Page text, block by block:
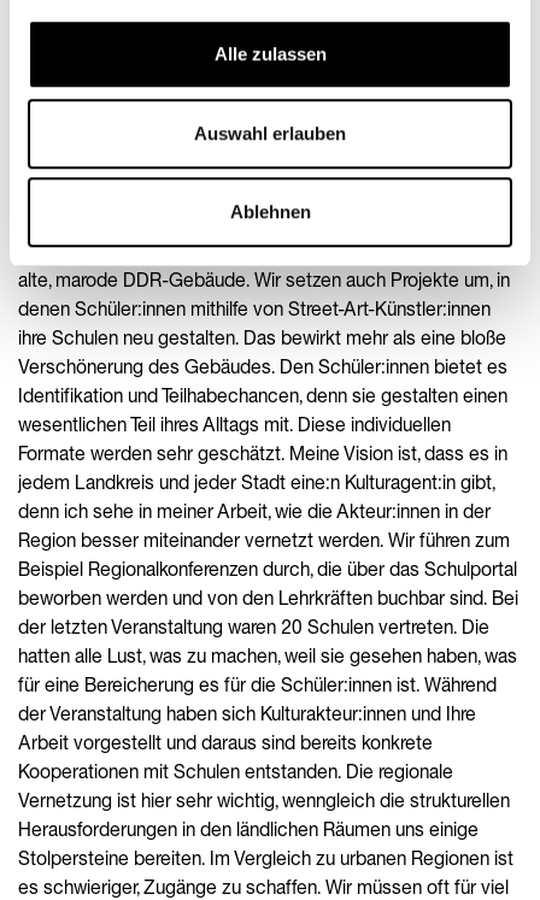
Alle zulassen
Auswahl erlauben
Ablehnen
retten. Mehr Mittel für unsere qualitativen Kulturprojekte sind
wichtig, besonders Schulen im ländlichen Raum müssen
die Projekte bei ihren Schüler:innen bewirken, was das für
eine Bereicherung in ihrem Schulalltag ist. Wir achten bei der
Konzeption der Angebote zudem darauf, diese passgenau
der Schulen ein. Ein simples Beispiel ist die Gestaltung von
Schulfassaden und -höfen. Viele Schulen in der Region sind
alte, marode DDR-Gebäude. Wir setzen auch Projekte um, in
denen Schüler:innen mithilfe von Street-Art-Künstler:innen
ihre Schulen neu gestalten. Das bewirkt mehr als eine bloße
Verschönerung des Gebäudes. Den Schüler:innen bietet es
Identifikation und Teilhabechancen, denn sie gestalten einen
wesentlichen Teil ihres Alltags mit. Diese individuellen
Formate werden sehr geschätzt. Meine Vision ist, dass es in
jedem Landkreis und jeder Stadt eine:n Kulturagent:in gibt,
denn ich sehe in meiner Arbeit, wie die Akteur:innen in der
Region besser miteinander vernetzt werden. Wir führen zum
Beispiel Regionalkonferenzen durch, die über das Schulportal
beworben werden und von den Lehrkräften buchbar sind. Bei
der letzten Veranstaltung waren 20 Schulen vertreten. Die
hatten alle Lust, was zu machen, weil sie gesehen haben, was
für eine Bereicherung es für die Schüler:innen ist. Während
der Veranstaltung haben sich Kulturakteur:innen und Ihre
Arbeit vorgestellt und daraus sind bereits konkrete
Kooperationen mit Schulen entstanden. Die regionale
Vernetzung ist hier sehr wichtig, wenngleich die strukturellen
Herausforderungen in den ländlichen Räumen uns einige
Stolpersteine bereiten. Im Vergleich zu urbanen Regionen ist
es schwieriger, Zugänge zu schaffen. Wir müssen oft für viel